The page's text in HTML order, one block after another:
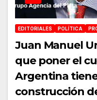
EDITORIALES POLÍTICA
Juan Manuel
que poner el
Argentina
construcción